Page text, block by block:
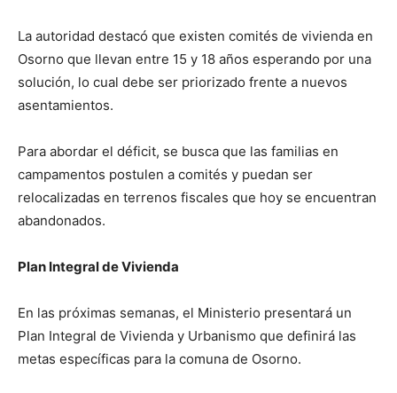
La autoridad destacó que existen comités de vivienda en
Osorno que llevan entre 15 y 18 años esperando por una
solución, lo cual debe ser priorizado frente a nuevos
asentamientos.
Para abordar el déficit, se busca que las familias en
campamentos postulen a comités y puedan ser
relocalizadas en terrenos fiscales que hoy se encuentran
abandonados.
Plan Integral de Vivienda
En las próximas semanas, el Ministerio presentará un
Plan Integral de Vivienda y Urbanismo que definirá las
metas específicas para la comuna de Osorno.